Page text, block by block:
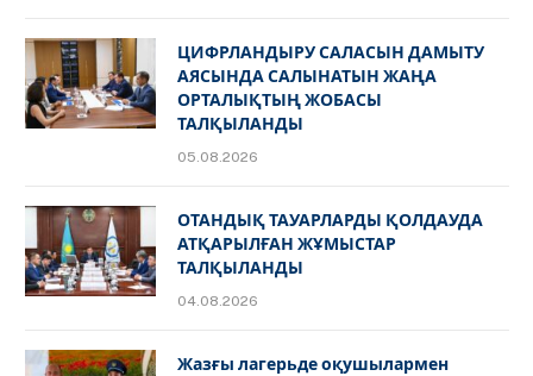
ЦИФРЛАНДЫРУ САЛАСЫН ДАМЫТУ
АЯСЫНДА САЛЫНАТЫН ЖАҢА
ОРТАЛЫҚТЫҢ ЖОБАСЫ
ТАЛҚЫЛАНДЫ
05.08.2026
ОТАНДЫҚ ТАУАРЛАРДЫ ҚОЛДАУДА
АТҚАРЫЛҒАН ЖҰМЫСТАР
ТАЛҚЫЛАНДЫ
04.08.2026
Жазғы лагерьде оқушылармен